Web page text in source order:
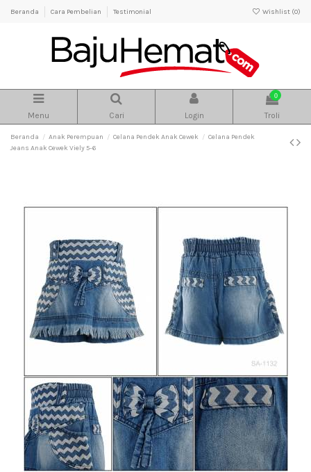
Beranda Cara Pembelian Testimonial Wishlist (0)
Menu Cari Login
0
Troli
Beranda Anak Perempuan Celana Pendek Anak Cewek
Celana Pendek
Jeans Anak Cewek Viely 5-6